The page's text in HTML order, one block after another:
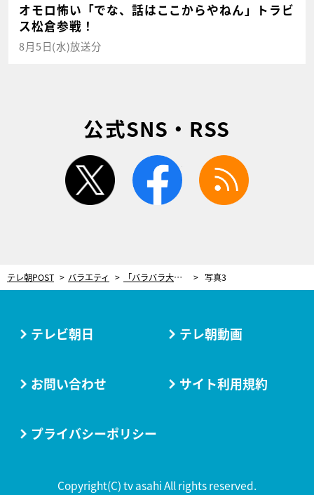
オモロ怖い「でな、話はここからやねん」トラビ
ス松倉参戦！
8月5日(水)放送分
公式SNS・RSS
twitter facebook
テレ朝POST バラエティ 「バラバラ大選挙」グランプリ、櫻坂46『サクラミーツ』の“ご褒美特番”が放送！ 写真3
テレビ朝日 テレ朝動画
お問い合わせ サイト利用規約
プライバシーポリシー
Copyright(C) tv asahi All rights reserved.